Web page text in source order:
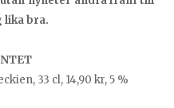
lika bra.
33 cl, 14,90 kr, 5 %